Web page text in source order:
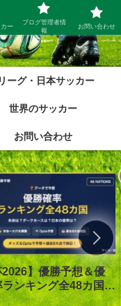
ーグ・日本サッカー
世界のサッカー
お問い合わせ
】優勝予想＆優
ランキング全48カ国｜
1番人気スペイン｜オ
ー
ブログ管理者情
報
お問い合わせ